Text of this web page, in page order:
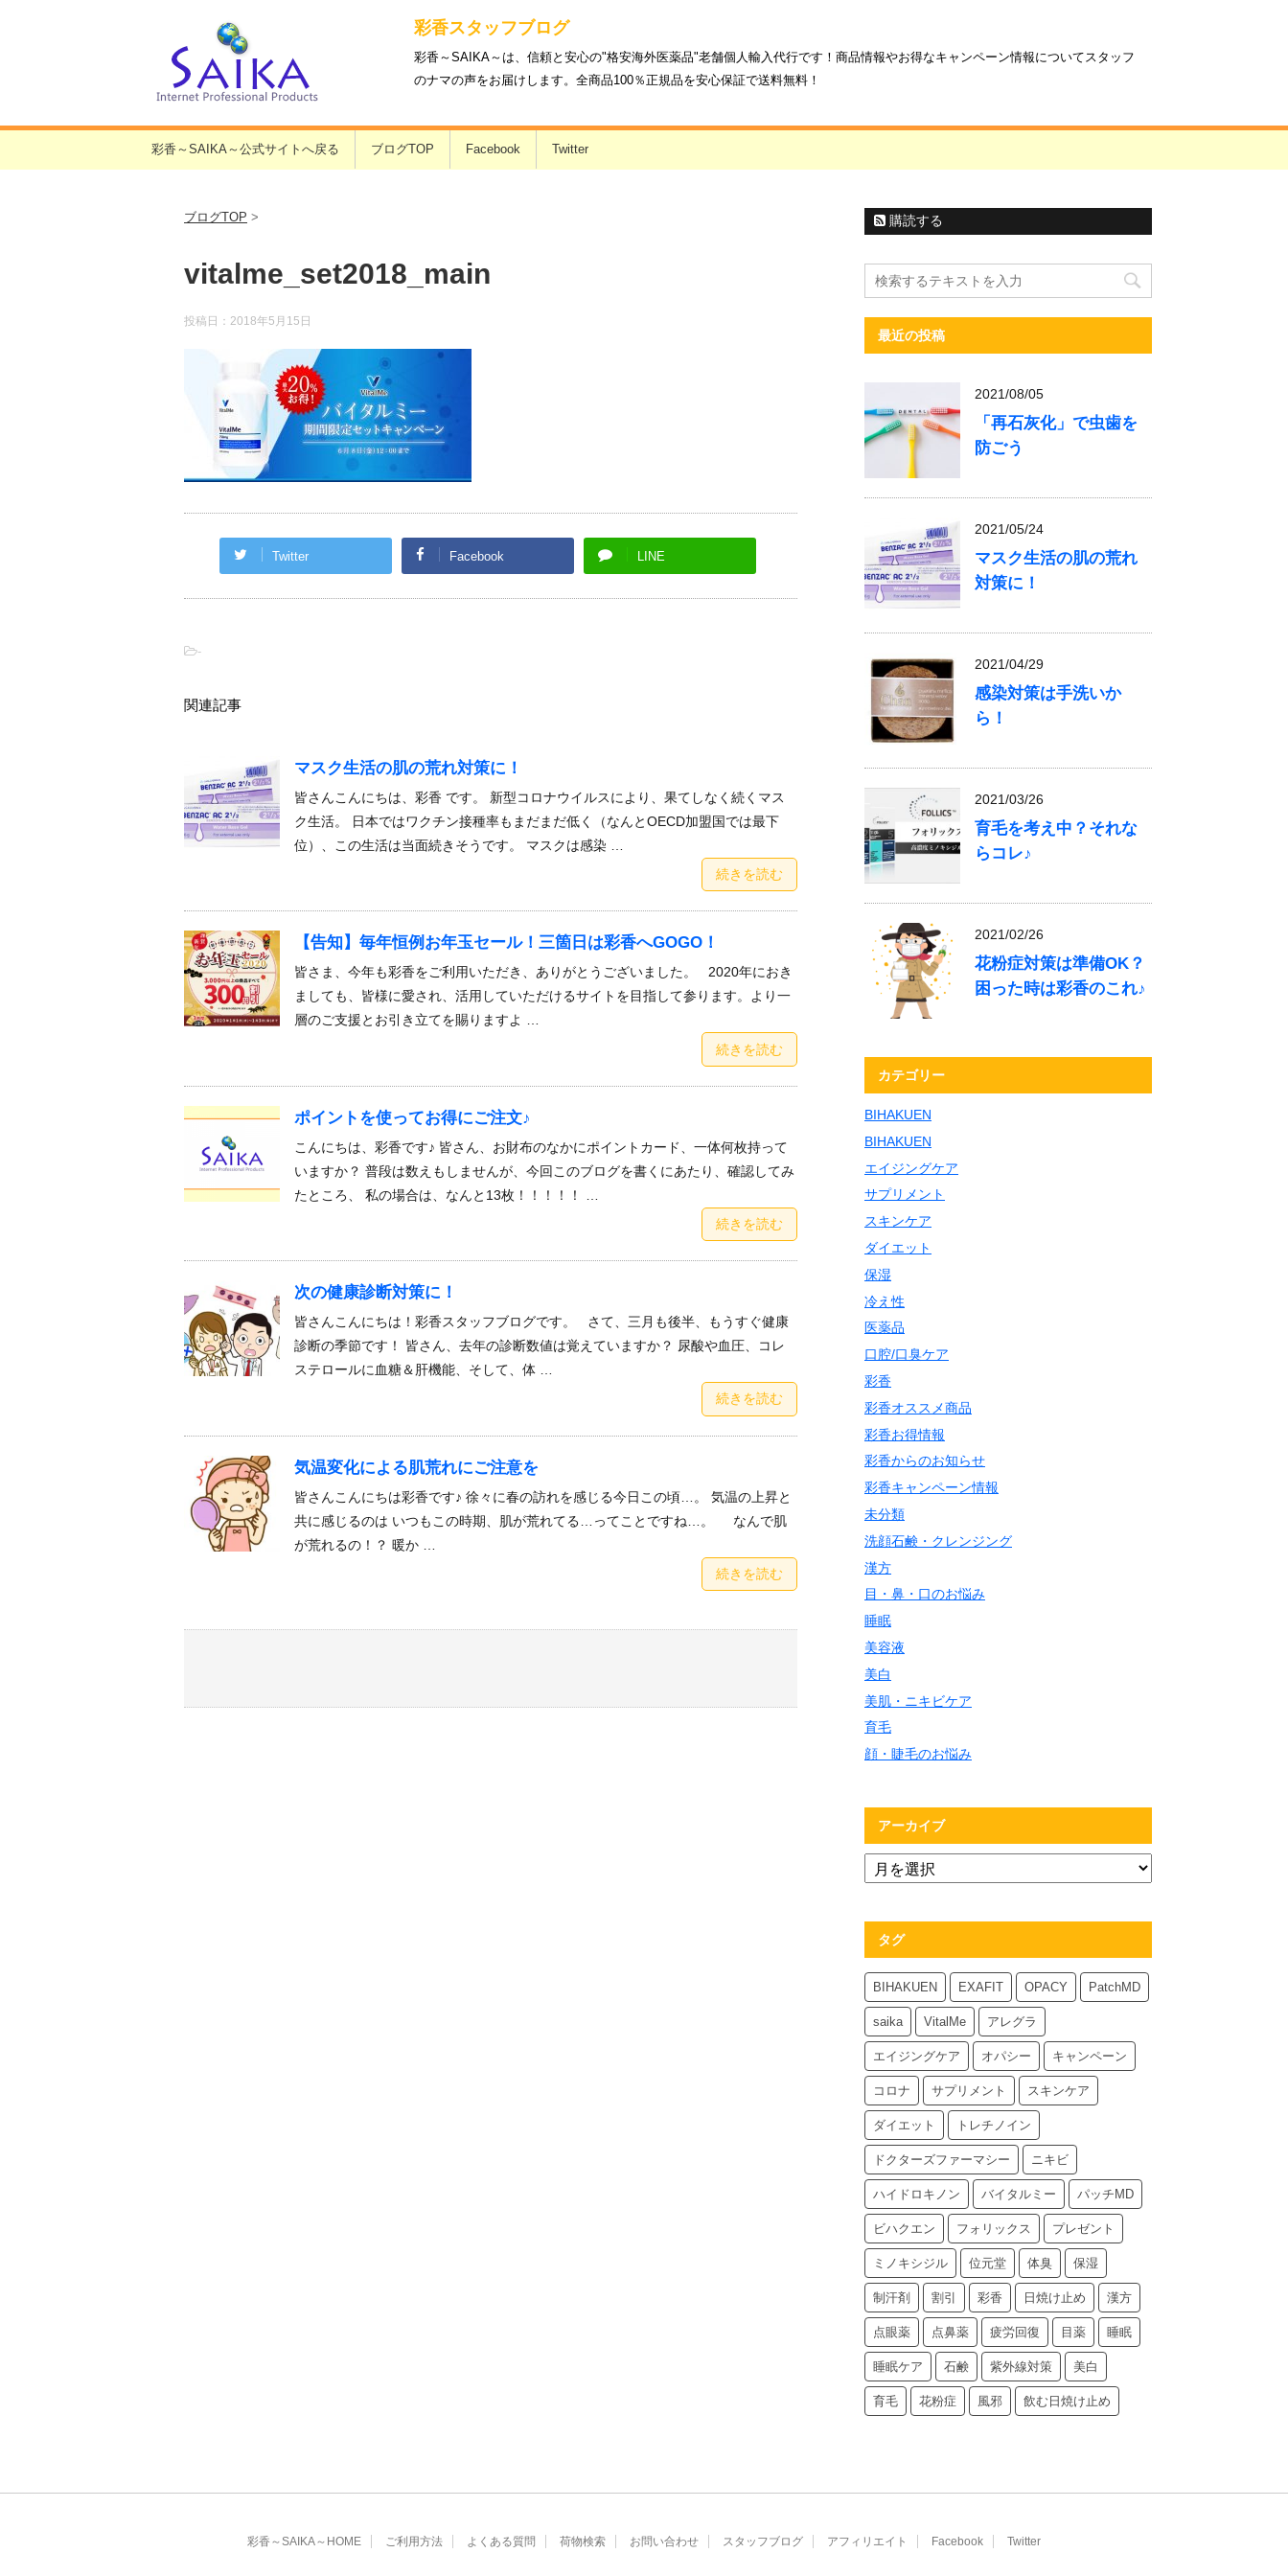
彩香スタッフブログ
彩香～SAIKA～は、信頼と安心の"格安海外医薬品"老舗個人輸入代行です！商品情報やお得なキャンペーン情報についてスタッフ
のナマの声をお届けします。全商品100％正規品を安心保証で送料無料！
彩香～SAIKA～公式サイトへ戻る ブログTOP Facebook Twitter
ブログTOP >
vitalme_set2018_main
投稿日： 2018年5月15日
Twitter Facebook LINE
-
関連記事
マスク生活の肌の荒れ対策に！
皆さんこんにちは、彩香 です。 新型コロナウイルスにより、果てしなく続くマス
ク生活。 日本ではワクチン接種率もまだまだ低く（なんとOECD加盟国では最下
位）、この生活は当面続きそうです。 マスクは感染 …
続きを読む
【告知】毎年恒例お年玉セール！三箇日は彩香へGOGO！
皆さま、今年も彩香をご利用いただき、ありがとうございました。 2020年におき
ましても、皆様に愛され、活用していただけるサイトを目指して参ります。より一
層のご支援とお引き立てを賜りますよ …
続きを読む
ポイントを使ってお得にご注文♪
こんにちは、彩香です♪ 皆さん、お財布のなかにポイントカード、一体何枚持って
いますか？ 普段は数えもしませんが、今回このブログを書くにあたり、確認してみ
たところ、 私の場合は、なんと13枚！！！！！ …
続きを読む
次の健康診断対策に！
皆さんこんにちは！彩香スタッフブログです。 さて、三月も後半、もうすぐ健康
診断の季節です！ 皆さん、去年の診断数値は覚えていますか？ 尿酸や血圧、コレ
ステロールに血糖＆肝機能、そして、体 …
続きを読む
気温変化による肌荒れにご注意を
皆さんこんにちは彩香です♪ 徐々に春の訪れを感じる今日この頃…。 気温の上昇と
共に感じるのは いつもこの時期、肌が荒れてる…ってことですね…。 なんで肌
が荒れるの！？ 暖か …
続きを読む
購読する
最近の投稿
2021/08/05
「再石灰化」で虫歯を
防ごう
2021/05/24
マスク生活の肌の荒れ
対策に！
2021/04/29
感染対策は手洗いか
ら！
2021/03/26
育毛を考え中？それな
らコレ♪
2021/02/26
花粉症対策は準備OK？
困った時は彩香のこれ♪
カテゴリー
BIHAKUEN
BIHAKUEN
エイジングケア
サプリメント
スキンケア
ダイエット
保湿
冷え性
医薬品
口腔/口臭ケア
彩香
彩香オススメ商品
彩香お得情報
彩香からのお知らせ
彩香キャンペーン情報
未分類
洗顔石鹸・クレンジング
漢方
目・鼻・口のお悩み
睡眠
美容液
美白
美肌・ニキビケア
育毛
顔・睫毛のお悩み
アーカイブ
タグ
BIHAKUEN EXAFIT OPACY PatchMD
saika VitalMe アレグラ
エイジングケア オパシー キャンペーン
コロナ サプリメント スキンケア
ダイエット トレチノイン
ドクターズファーマシー ニキビ
ハイドロキノン バイタルミー パッチMD
ビハクエン フォリックス プレゼント
ミノキシジル 位元堂 体臭 保湿
制汗剤 割引 彩香 日焼け止め 漢方
点眼薬 点鼻薬 疲労回復 目薬 睡眠
睡眠ケア 石鹸 紫外線対策 美白
育毛 花粉症 風邪 飲む日焼け止め
彩香～SAIKA～HOME ご利用方法 よくある質問 荷物検索 お問い合わせ スタッフブログ アフィリエイト Facebook Twitter